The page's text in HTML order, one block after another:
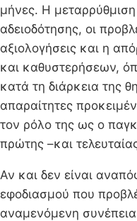
μήνες. Η
αδειοδότησης, οι
αξιολογήσεις και η
και καθυστερήσεων,
κατά τη διάρκεια της
απαραίτητες
τον ρόλο της ως ο
πρώτης –και
Αν και δεν είναι
εφοδιασμού που
αναμενόμενη